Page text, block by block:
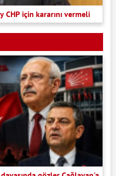
CHP için kararını vermeli